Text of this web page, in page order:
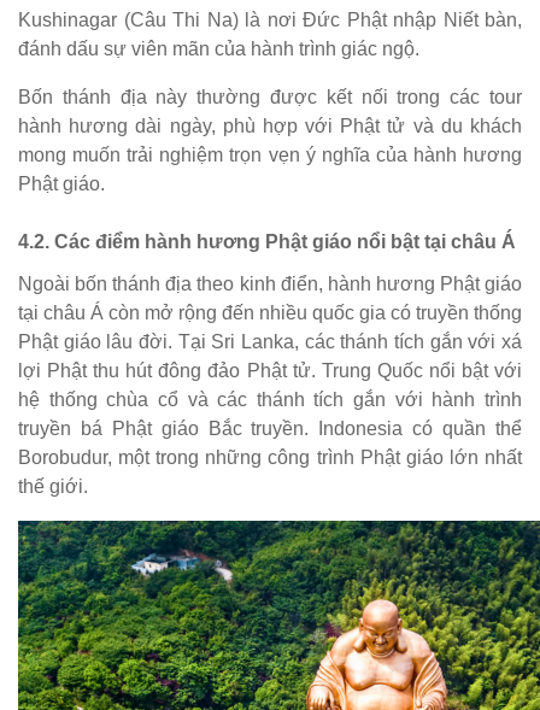
Kushinagar (Câu Thi Na) là nơi Đức Phật nhập Niết bàn,
đánh dấu sự viên mãn của hành trình giác ngộ.
Bốn thánh địa này thường được kết nối trong các tour
hành hương dài ngày, phù hợp với Phật tử và du khách
mong muốn trải nghiệm trọn vẹn ý nghĩa của hành hương
Phật giáo.
4.2. Các điểm hành hương Phật giáo nổi bật tại châu Á
Ngoài bốn thánh địa theo kinh điển, hành hương Phật giáo
tại châu Á còn mở rộng đến nhiều quốc gia có truyền thống
Phật giáo lâu đời. Tại Sri Lanka, các thánh tích gắn với xá
lợi Phật thu hút đông đảo Phật tử. Trung Quốc nổi bật với
hệ thống chùa cổ và các thánh tích gắn với hành trình
truyền bá Phật giáo Bắc truyền. Indonesia có quần thể
Borobudur, một trong những công trình Phật giáo lớn nhất
thế giới.